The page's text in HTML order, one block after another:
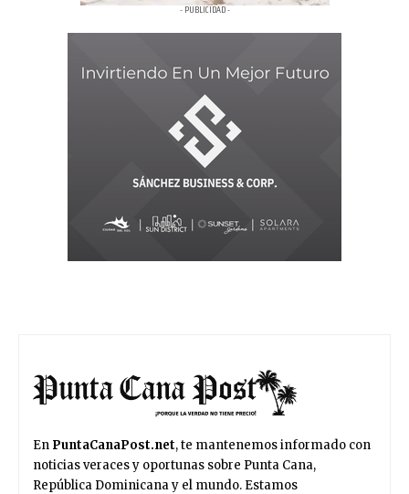
- PUBLICIDAD -
En PuntaCanaPost.net, te mantenemos informado con
noticias veraces y oportunas sobre Punta Cana,
República Dominicana y el mundo. Estamos